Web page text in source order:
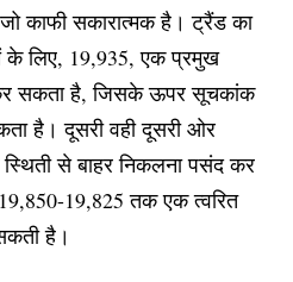
काफी सकारात्मक है। ट्रैंड का
के लिए, 19,935, एक प्रमुख
सकता है, जिसके ऊपर सूचकांक
है। दूसरी वही दूसरी ओर
स्थिती से बाहर निकलना पसंद कर
19,825 तक एक त्वरित
है।